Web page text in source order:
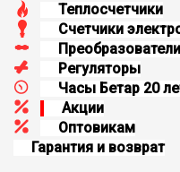
Теплосчетчики
Счетчики
Преобразователи
Регуляторы
Часы Бетар 20
Aкции
Оптовикам
Гарантия и возврат